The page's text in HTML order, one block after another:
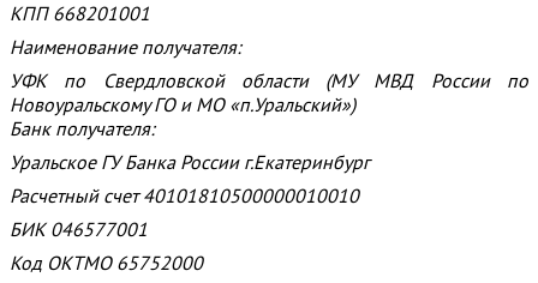
КПП 668201001
Наименование получателя:
УФК по Свердловской области (МУ МВД России по
Новоуральскому ГО и МО «п.Уральский»)
Банк получателя:
Уральское ГУ Банка России г.Екатеринбург
Расчетный счет 40101810500000010010
БИК 046577001
Код ОКТМО 65752000